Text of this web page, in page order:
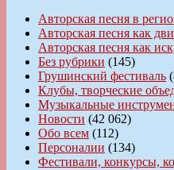
Авторская песня в
Авторская песня как
Авторская песня как
Без рубрики (145)
Грушинский фестиваль
Клубы, творческие
Музыкальные
Новости (42 062)
Обо всем (112)
Персоналии (134)
Фестивали, конкурсы,